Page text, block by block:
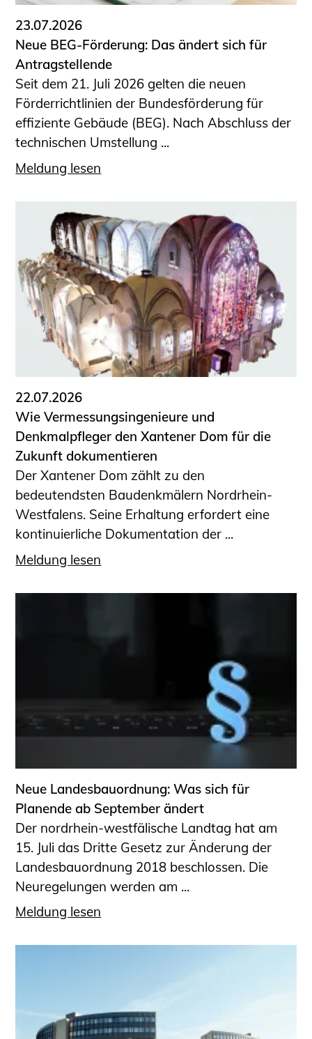
23.07.2026
Neue BEG-Förderung: Das ändert sich für
Antragstellende
Seit dem 21. Juli 2026 gelten die neuen
Förderrichtlinien der Bundesförderung für
effiziente Gebäude (BEG). Nach Abschluss der
technischen Umstellung ...
Meldung lesen
22.07.2026
Wie Vermessungsingenieure und
Denkmalpfleger den Xantener Dom für die
Zukunft dokumentieren
Der Xantener Dom zählt zu den
bedeutendsten Baudenkmälern Nordrhein-
Westfalens. Seine Erhaltung erfordert eine
kontinuierliche Dokumentation der ...
Meldung lesen
Neue Landesbauordnung: Was sich für
Planende ab September ändert
Der nordrhein-westfälische Landtag hat am
15. Juli das Dritte Gesetz zur Änderung der
Landesbauordnung 2018 beschlossen. Die
Neuregelungen werden am ...
Meldung lesen